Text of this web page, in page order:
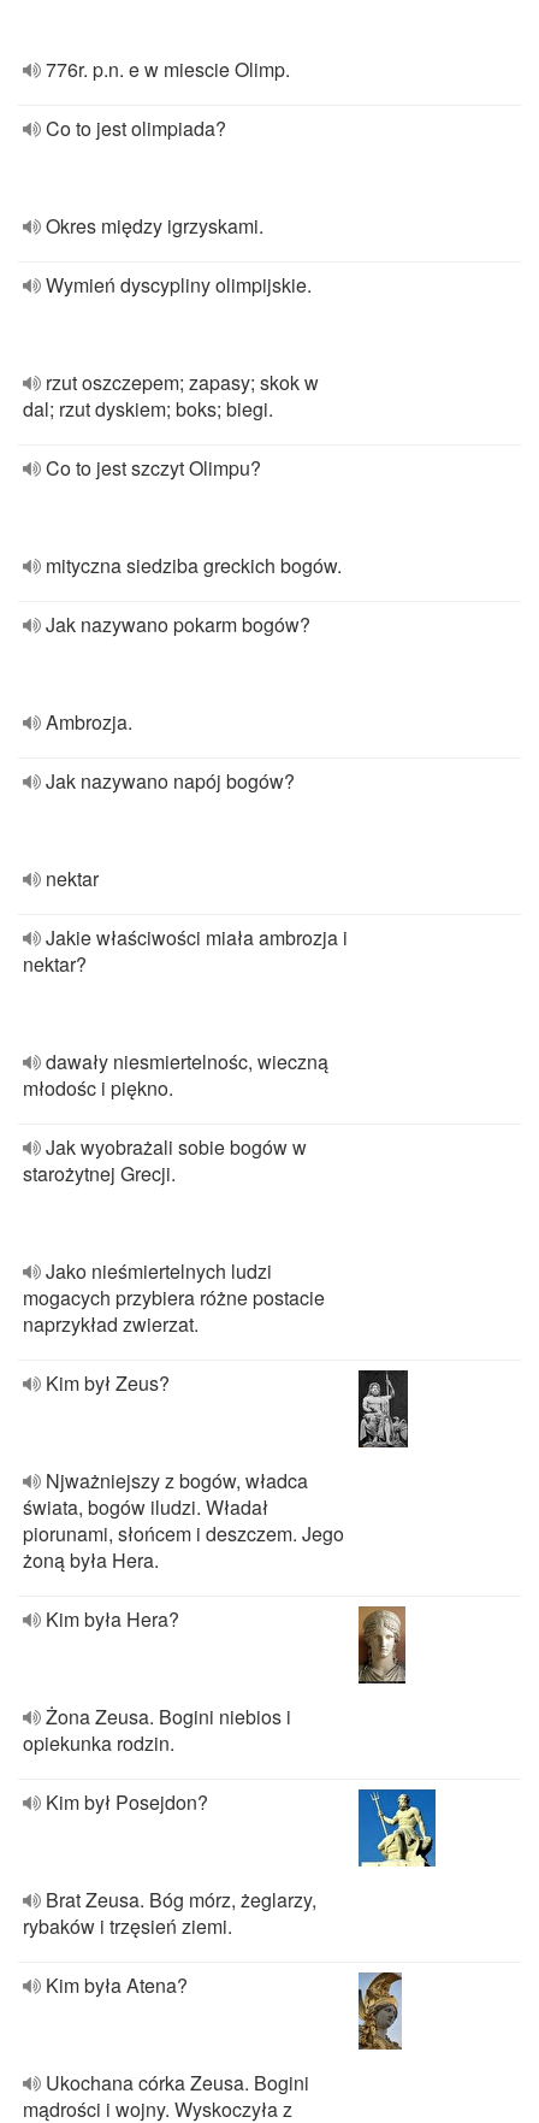
776r. p.n. e w miescie Olimp.
Co to jest olimpiada?
Okres między igrzyskami.
Wymień dyscypliny olimpijskie.
rzut oszczepem; zapasy; skok w
dal; rzut dyskiem; boks; biegi.
Co to jest szczyt Olimpu?
mityczna siedziba greckich bogów.
Jak nazywano pokarm bogów?
Ambrozja.
Jak nazywano napój bogów?
nektar
Jakie właściwości miała ambrozja i
nektar?
dawały niesmiertelnośc, wieczną
młodośc i piękno.
Jak wyobrażali sobie bogów w
starożytnej Grecji.
Jako nieśmiertelnych ludzi
mogacych przybiera różne postacie
naprzykład zwierzat.
Kim był Zeus?
Njważniejszy z bogów, władca
świata, bogów iludzi. Władał
piorunami, słońcem i deszczem. Jego
żoną była Hera.
Kim była Hera?
Żona Zeusa. Bogini niebios i
opiekunka rodzin.
Kim był Posejdon?
Brat Zeusa. Bóg mórz, żeglarzy,
rybaków i trzęsień ziemi.
Kim była Atena?
Ukochana córka Zeusa. Bogini
mądrości i wojny. Wyskoczyła z